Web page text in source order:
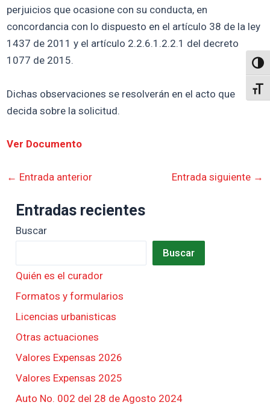
perjuicios que ocasione con su conducta, en
concordancia con lo dispuesto en el artículo 38 de la ley
1437 de 2011 y el artículo 2.2.6.1.2.2.1 del decreto
1077 de 2015.
Dichas observaciones se resolverán en el acto que
decida sobre la solicitud.
Ver Documento
← Entrada anterior Entrada siguiente →
Entradas recientes
Buscar
Buscar
Quién es el curador
Formatos y formularios
Licencias urbanisticas
Otras actuaciones
Valores Expensas 2026
Valores Expensas 2025
Auto No. 002 del 28 de Agosto 2024